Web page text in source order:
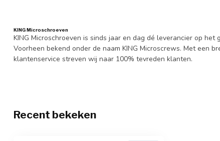
KING Microschroeven
KING Microschroeven is sinds jaar en dag dé leverancier op
Voorheen bekend onder de naam KING Microscrews. Met een
klantenservice streven wij naar 100% tevreden klanten.
Recent bekeken